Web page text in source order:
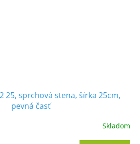
25, sprchová stena, šírka 25cm,
pevná časť
Skladom